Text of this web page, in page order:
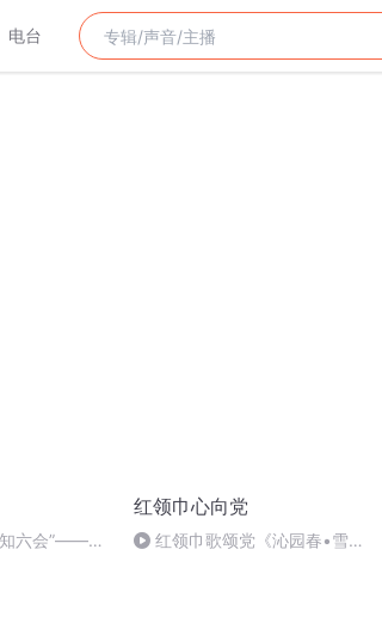
电台
六会”——身
红领巾心向党
红领巾歌颂党《沁园春•雪》